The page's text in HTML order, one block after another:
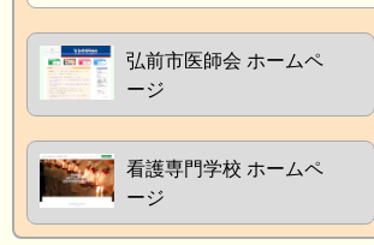
弘前市医師会 ホームペ
ージ
看護専門学校 ホームペ
ージ